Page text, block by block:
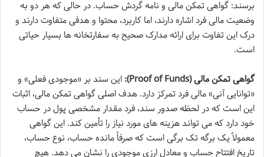
برسند: گواهی تمکن مالی و نامه گردش حساب. در حالی که هر دو به
وضعیت مالی فرد اشاره دارند، اما کاربرد، محتوا و هدفی متفاوت دارند و
درک این تفاوت برای ارائه مدارک صحیح به سفارتخانه ها بسیار حیاتی
است.
گواهی تمکن مالی (Proof of Funds):
این سند بر «موجودی فعلی» و
«توانایی آنی» مالی فرد تمرکز دارد. هدف اصلی گواهی تمکن مالی، اثبات
این است که در لحظه صدور سند، فرد مقدار مشخصی پول در حساب
خود دارد که می تواند هزینه های مورد نیاز را تأمین کند. این گواهی
معمولاً یک برگه تک برگی است که صرفاً مانده حساب، نوع حساب،
تاریخ افتتاح حساب و معادل ارزی موجودی را نشان می دهد. هیچ